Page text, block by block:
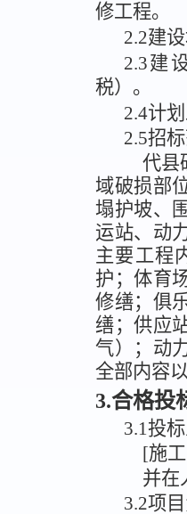
修工程。
2.2建
2.3建
税） 。
2.4计
2.5招
代县
域破损部
塌护坡、
运站、动
主要工程
护；体育
修缮；俱
缮；供应
气）；动
全部内容
3.合格投
3.1投
[施
并在
3.2项